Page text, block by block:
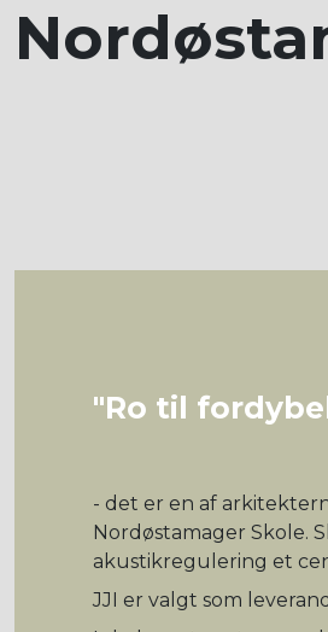
"Ro til
- det er en af
Nordøstamager Skole.
akustikregulering et
JJI er valgt som